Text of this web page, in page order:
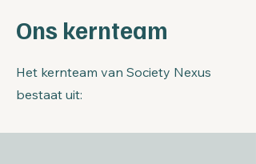
Ons kernteam
Het kernteam van Society Nexus
bestaat uit: